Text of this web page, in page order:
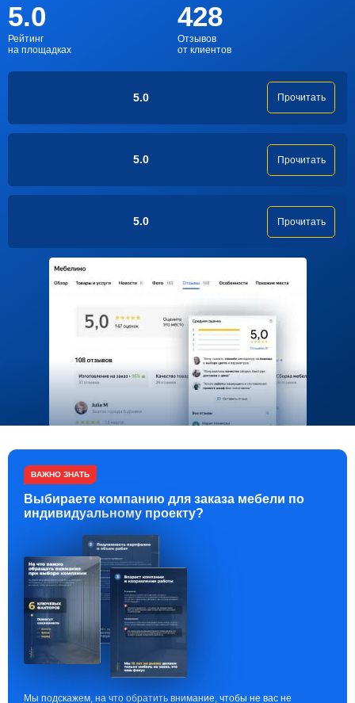
5.0
Рейтинг
на площадках
428
Отзывов
от клиентов
5.0 Прочитать
5.0 Прочитать
5.0 Прочитать
ВАЖНО ЗНАТЬ
Выбираете компанию для заказа мебели по
индивидуальному проекту?
Мы подскажем, на что обратить внимание, чтобы не вас не